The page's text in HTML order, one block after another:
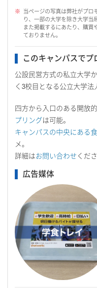
当ページの写真は弊社がプロ
り、一部の大学を除き大学当
また掲載するにあたり、購買
ておりません。
このキャンパスで
公設民営方式の私立大学
く3校目となる公立大学法
四方から入口のある開放
プリングは可能。
キャンパスの中央にある
メ。
詳細はお問い合わせ くだ
広告媒体